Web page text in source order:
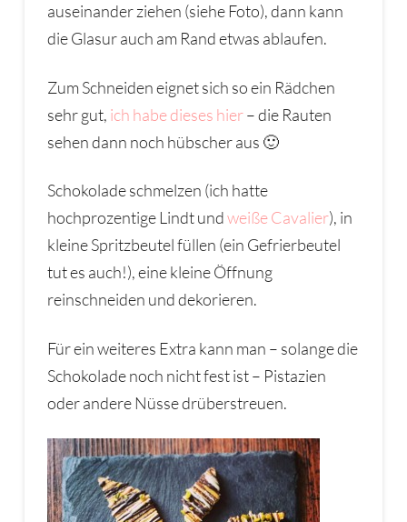
auseinander ziehen (siehe Foto), dann kann
die Glasur auch am Rand etwas ablaufen.
Zum Schneiden eignet sich so ein Rädchen
sehr gut, ich habe dieses hier– die Rauten
sehen dann noch hübscher aus 🙂
Schokolade schmelzen (ich hatte
hochprozentige Lindt undweiße Cavalier), in
kleine Spritzbeutel füllen (ein Gefrierbeutel
tut es auch!), eine kleine Öffnung
reinschneiden und dekorieren.
Für ein weiteres Extra kann man – solange die
Schokolade noch nicht fest ist – Pistazien
oder andere Nüsse drüberstreuen.